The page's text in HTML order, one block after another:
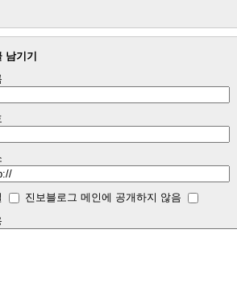
남기기
진보블로그 메인에 공개하지 않음